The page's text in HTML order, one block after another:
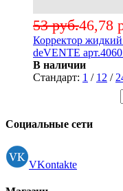
46,78
53 руб.
Корректор жидкий
deVENTE
В наличии
Стандарт: 1 / 12 /
Социальные сети
VKontakte